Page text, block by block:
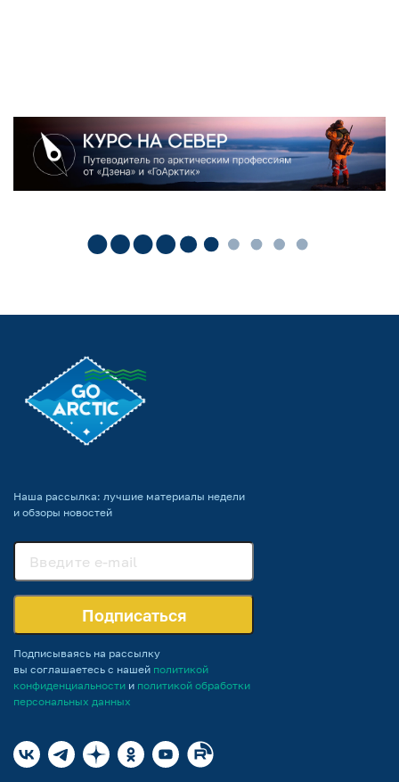
Наша рассылка: лучшие материалы недели
и обзоры новостей
Подписаться
Подписываясь на рассылку
вы соглашаетесь с нашей политикой
конфиденциальности и политикой обработки
персональных данных